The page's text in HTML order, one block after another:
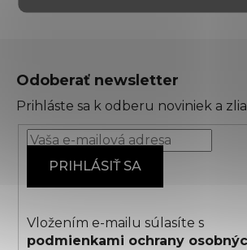
Odoberať newsletter
Prihláste sa k odberu noviniek a
PRIHLÁSIŤ SA
Vložením e-mailu súlasíte s
podmienkami ochrany